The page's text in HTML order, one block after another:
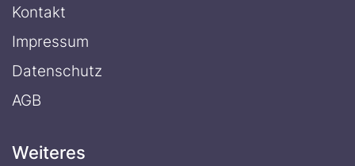
Kontakt
Impressum
Datenschutz
AGB
Weiteres